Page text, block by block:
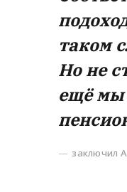
таком
Но не
ещё мы
заключил